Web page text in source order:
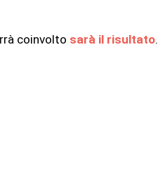
coinvolto sarà il risultato.